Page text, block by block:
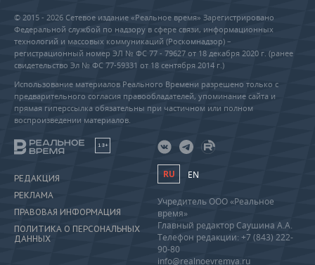
© 2015 - 2026 Сетевое издание «Реальное время» Зарегистрировано
Федеральной службой по надзору в сфере связи, информационных
технологий и массовых коммуникаций (Роскомнадзор) –
регистрационный номер ЭЛ № ФС 77 - 79627 от 18 декабря 2020 г. (ранее
свидетельство Эл № ФС 77-59331 от 18 сентября 2014 г.)
Использование материалов Реального Времени разрешено только с
предварительного согласия правообладателей, упоминание сайта и
прямая гиперссылка обязательны при частичном или полном
воспроизведении материалов.
18+
РЕДАКЦИЯ
РЕКЛАМА
ПРАВОВАЯ ИНФОРМАЦИЯ
ПОЛИТИКА О ПЕРСОНАЛЬНЫХ
ДАННЫХ
RU EN
Учредитель ООО «Реальное
время»
Главный редактор Саушина А.А.
Телефон редакции: +7 (843) 222-
90-80
info@realnoevremya.ru